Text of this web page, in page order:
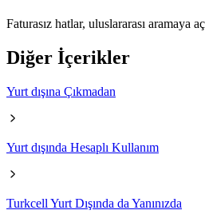
​​Faturasız hatlar, uluslararası aramaya
Diğer İçerikler
Yurt dışına Çıkmadan
Yurt dışında Hesaplı Kullanım
Turkcell Yurt Dışında da Yanınızda